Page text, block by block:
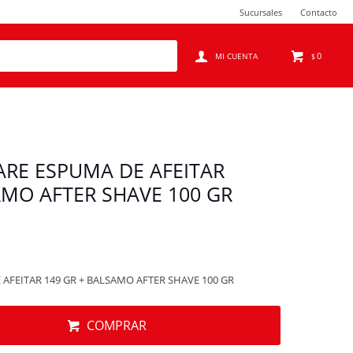
$0
Sucursales Contacto
ESPUMA DE AFEITAR
AFTER SHAVE 100 GR
149 GR + BALSAMO AFTER SHAVE 100 GR
COMPRAR